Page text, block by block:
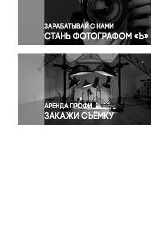
Правосудие
Происшествия и конфликты
Религия
Светская жизнь
Спорт
Экология
Экономика и бизнес